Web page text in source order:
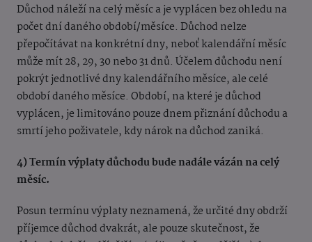
Důchod náleží na celý měsíc a je vyplácen bez ohledu na
počet dní daného období/měsíce. Důchod nelze
přepočítávat na konkrétní dny, neboť kalendářní měsíc
může mít 28, 29, 30 nebo 31 dnů. Účelem důchodu není
pokrýt jednotlivé dny kalendářního měsíce, ale celé
období daného měsíce. Období, na které je důchod
vyplácen, je limitováno pouze dnem přiznání důchodu a
smrtí jeho poživatele, kdy nárok na důchod zaniká.
4) Termín výplaty důchodu bude nadále vázán na celý
měsíc.
Posun termínu výplaty neznamená, že určité dny obdrží
příjemce důchod dvakrát, ale pouze skutečnost, že